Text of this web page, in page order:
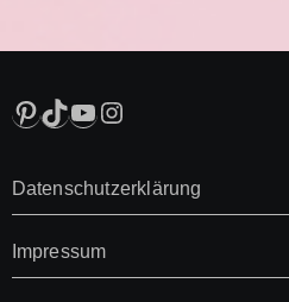
Pinterest
TikTok
YouTube
Instagram
Datenschutzerklärung
Impressum